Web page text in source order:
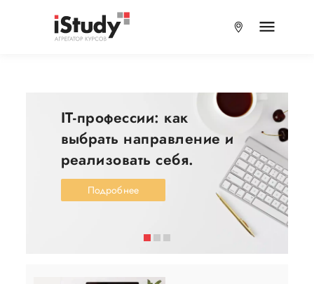
IT-профессии: как
выбрать направление и
реализовать себя.
Подробнее